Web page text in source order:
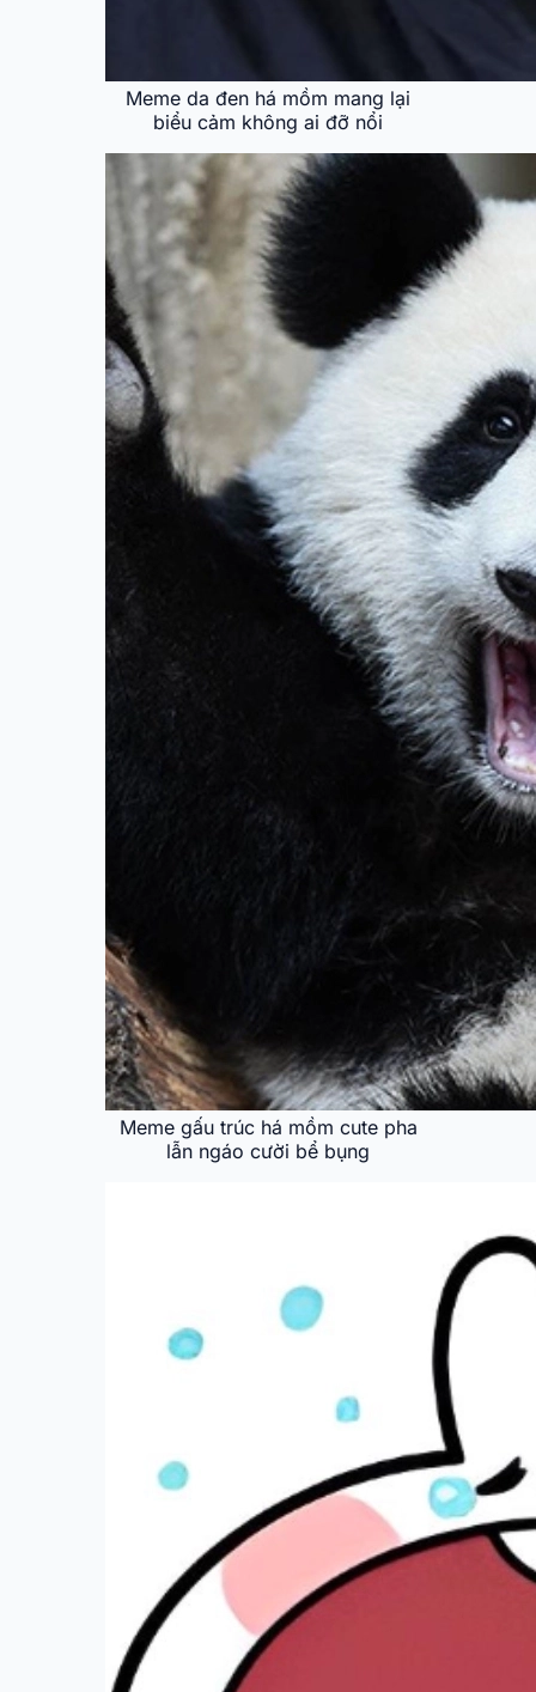
Meme da đen há mồm mang lại
biểu cảm không ai đỡ nổi
Meme gấu trúc há mồm cute pha
lẫn ngáo cười bể bụng